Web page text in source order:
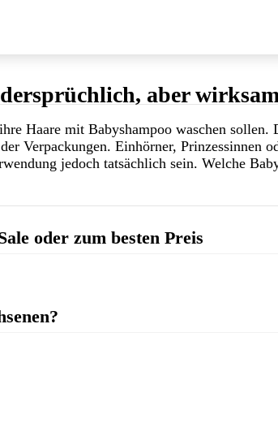
aber wirksam
Haare mit Babyshampoo waschen sollen.
Verpackungen. Einhörner, Prinzessinnen
jedoch tatsächlich sein. Welche
oder zum besten Preis